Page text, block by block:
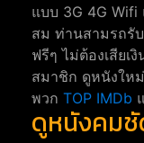
แบบ 3G 4G Wifi
สม ท่านสามรถรั
ฟรีๆ ไม่ต้องเสียเ
สมาชิก ดูหนังให
พวก TOP IMDb
ดูหนังคมชั